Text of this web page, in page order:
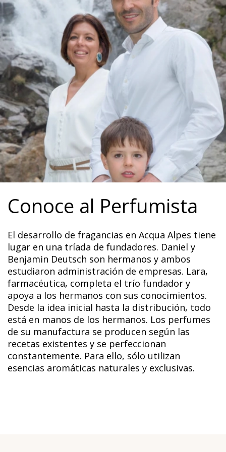
Conoce al Perfumista
El desarrollo de fragancias en Acqua Alpes tiene
lugar en una tríada de fundadores. Daniel y
Benjamin Deutsch son hermanos y ambos
estudiaron administración de empresas. Lara,
farmacéutica, completa el trío fundador y
apoya a los hermanos con sus conocimientos.
Desde la idea inicial hasta la distribución, todo
está en manos de los hermanos. Los perfumes
de su manufactura se producen según las
recetas existentes y se perfeccionan
constantemente. Para ello, sólo utilizan
esencias aromáticas naturales y exclusivas.